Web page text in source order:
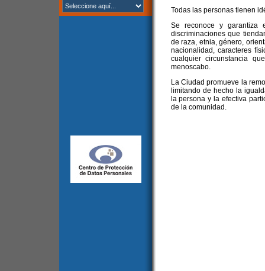
Todas las personas tienen
Se reconoce y garantiza
discriminaciones que
de raza, etnia, género,
nacionalidad, caracteres
cualquier circunstancia
menoscabo.
La Ciudad promueve la
limitando de hecho la
la persona y la efectiva
de la comunidad.